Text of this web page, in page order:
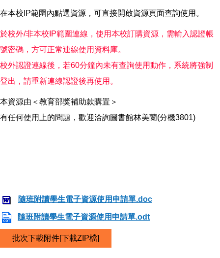
在本校IP範圍內點選資源，可直接開啟資源頁面查詢使用。
於校外/非本校IP範圍連線，使用本校訂購資源，需輸入認證帳
號密碼，方可正常連線使用資料庫。
校外認證連線後，若60分鐘內未有查詢使用動作，系統將強制
登出，請重新連線認證後再使用。
本資源由＜教育部獎補助款購置＞
有任何使用上的問題，歡迎洽詢圖書館林美蘭(分機3801)
隨班附讀學生電子資源使用申請單.doc
隨班附讀學生電子資源使用申請單.odt
批次下載附件[下載ZIP檔]